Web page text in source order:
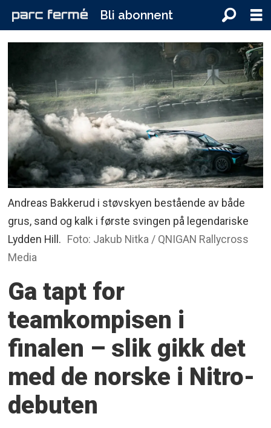
Bli abonnent
Andreas Bakkerud i støvskyen bestående av både
grus, sand og kalk i første svingen på legendariske
Lydden Hill. Foto: Jakub Nitka / QNIGAN Rallycross
Media
Ga tapt for
teamkompisen i
finalen – slik gikk det
med de norske i Nitro-
debuten